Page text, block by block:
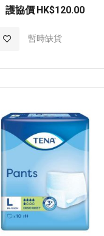
護協價 HK$120.00
暫時缺貨
加
至
願
望